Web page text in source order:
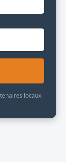
locaux.